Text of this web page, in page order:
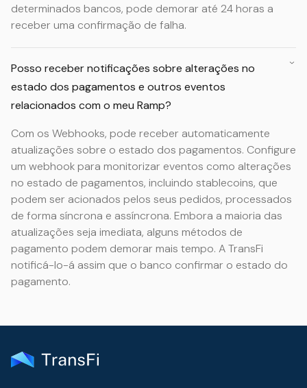
determinados bancos, pode demorar até 24 horas a
receber uma confirmação de falha.
Posso receber notificações sobre alterações no
estado dos pagamentos e outros eventos
relacionados com o meu Ramp?
Com os Webhooks, pode receber automaticamente
atualizações sobre o estado dos pagamentos. Configure
um webhook para monitorizar eventos como alterações
no estado de pagamentos, incluindo stablecoins, que
podem ser acionados pelos seus pedidos, processados
de forma síncrona e assíncrona. Embora a maioria das
atualizações seja imediata, alguns métodos de
pagamento podem demorar mais tempo. A TransFi
notificá-lo-á assim que o banco confirmar o estado do
pagamento.